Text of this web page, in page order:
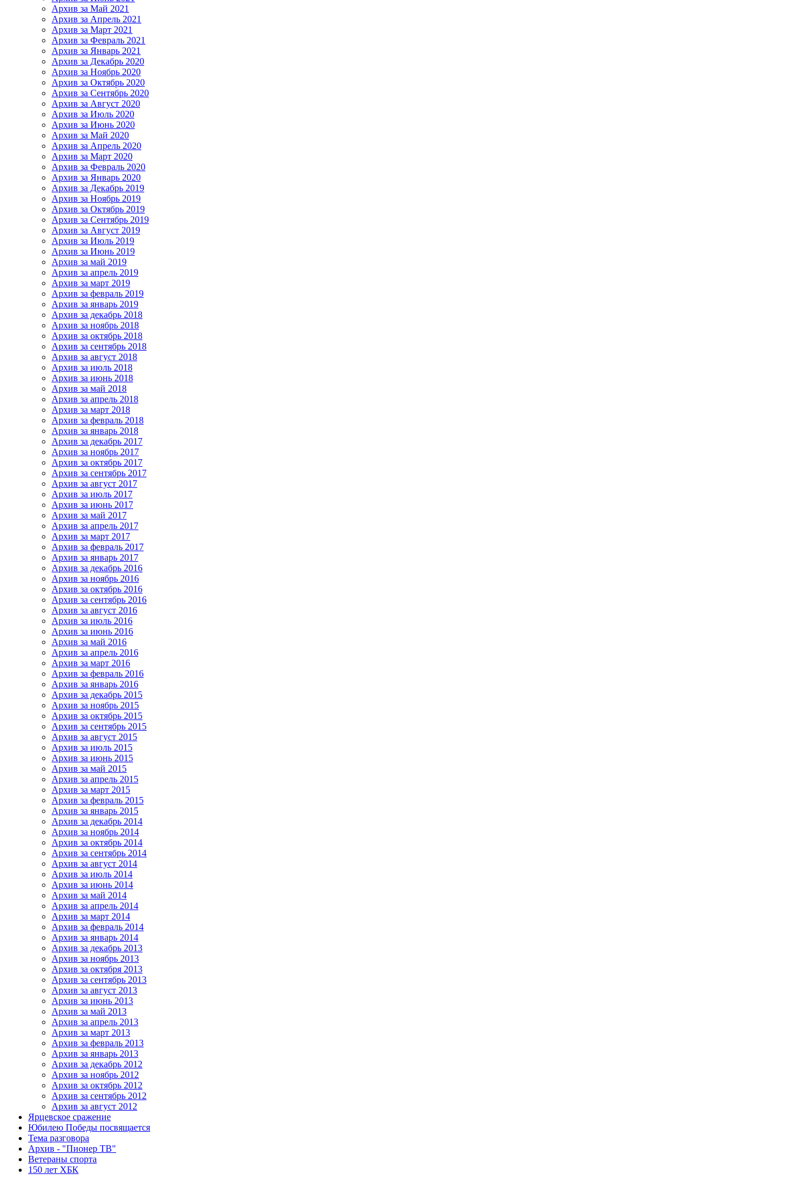
Архив за Май 2021
Архив за Апрель 2021
Архив за Март 2021
Архив за Февраль 2021
Архив за Январь 2021
Архив за Декабрь 2020
Архив за Ноябрь 2020
Архив за Октябрь 2020
Архив за Сентябрь 2020
Архив за Август 2020
Архив за Июль 2020
Архив за Июнь 2020
Архив за Май 2020
Архив за Апрель 2020
Архив за Март 2020
Архив за Февраль 2020
Архив за Январь 2020
Архив за Декабрь 2019
Архив за Ноябрь 2019
Архив за Октябрь 2019
Архив за Сентябрь 2019
Архив за Август 2019
Архив за Июль 2019
Архив за Июнь 2019
Архив за май 2019
Архив за апрель 2019
Архив за март 2019
Архив за февраль 2019
Архив за январь 2019
Архив за декабрь 2018
Архив за ноябрь 2018
Архив за октябрь 2018
Архив за сентябрь 2018
Архив за август 2018
Архив за июль 2018
Архив за июнь 2018
Архив за май 2018
Архив за апрель 2018
Архив за март 2018
Архив за февраль 2018
Архив за январь 2018
Архив за декабрь 2017
Архив за ноябрь 2017
Архив за октябрь 2017
Архив за сентябрь 2017
Архив за август 2017
Архив за июль 2017
Архив за июнь 2017
Архив за май 2017
Архив за апрель 2017
Архив за март 2017
Архив за февраль 2017
Архив за январь 2017
Архив за декабрь 2016
Архив за ноябрь 2016
Архив за октябрь 2016
Архив за сентябрь 2016
Архив за август 2016
Архив за июль 2016
Архив за июнь 2016
Архив за май 2016
Архив за апрель 2016
Архив за март 2016
Архив за февраль 2016
Архив за январь 2016
Архив за декабрь 2015
Архив за ноябрь 2015
Архив за октябрь 2015
Архив за сентябрь 2015
Архив за август 2015
Архив за июль 2015
Архив за июнь 2015
Архив за май 2015
Архив за апрель 2015
Архив за март 2015
Архив за февраль 2015
Архив за январь 2015
Архив за декабрь 2014
Архив за ноябрь 2014
Архив за октябрь 2014
Архив за сентябрь 2014
Архив за август 2014
Архив за июль 2014
Архив за июнь 2014
Архив за май 2014
Архив за апрель 2014
Архив за март 2014
Архив за февраль 2014
Архив за январь 2014
Архив за декабрь 2013
Архив за ноябрь 2013
Архив за октября 2013
Архив за сентябрь 2013
Архив за август 2013
Архив за июнь 2013
Архив за май 2013
Архив за апрель 2013
Архив за март 2013
Архив за февраль 2013
Архив за январь 2013
Архив за декабрь 2012
Архив за ноябрь 2012
Архив за октябрь 2012
Архив за сентябрь 2012
Архив за август 2012
Ярцевское сражение
Юбилею Победы посвящается
Тема разговора
Архив - "Пионер ТВ"
Ветераны спорта
150 лет ХБК